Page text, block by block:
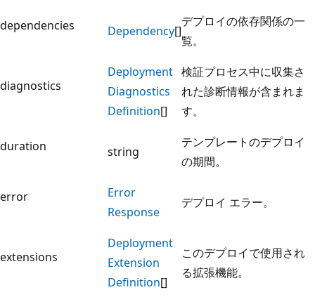
dependencies Dependency[]
デプロイの依存関係の一
覧。
diagnostics
Deployment
Diagnostics
Definition[]
検証プロセス中に収集さ
れた診断情報が含まれま
す。
duration string
テンプレートのデプロイ
の期間。
error
Error
Response
デプロイ エラー。
extensions
Deployment
Extension
Definition[]
このデプロイで使用され
る拡張機能。